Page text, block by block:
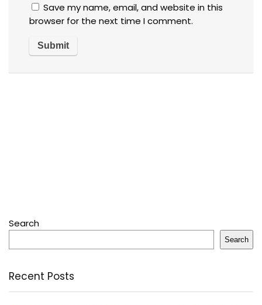
Save my name, email, and website in this
browser for the next time I comment.
Search
Search
Recent Posts